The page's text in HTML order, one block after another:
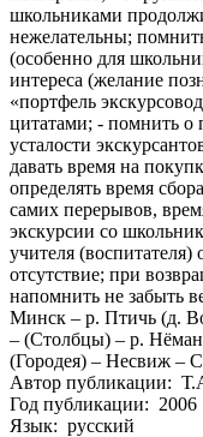
школьниками
нежелательны;
(особенно для
интереса (желание
«портфель
цитатами; - помнить о
усталости
давать время на
определять время
самих перерывов,
экскурсии со
учителя
отсутствие; при
напомнить не забыть
Минск – р. Птичь (д.
– (Столбцы) – р.
(Городея) – Несвиж –
Автор публикации:
Год публикации: 2006
Язык: русский